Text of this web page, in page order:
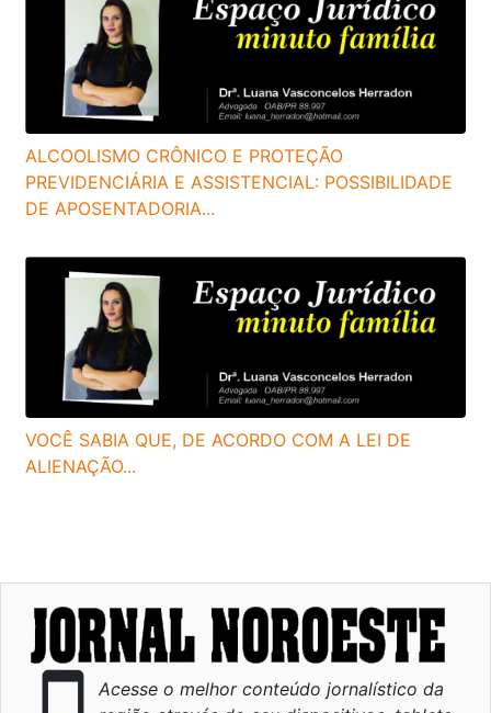
ALCOOLISMO CRÔNICO E PROTEÇÃO
PREVIDENCIÁRIA E ASSISTENCIAL: POSSIBILIDADE
DE APOSENTADORIA...
VOCÊ SABIA QUE, DE ACORDO COM A LEI DE
ALIENAÇÃO...
Acesse o melhor conteúdo jornalístico da